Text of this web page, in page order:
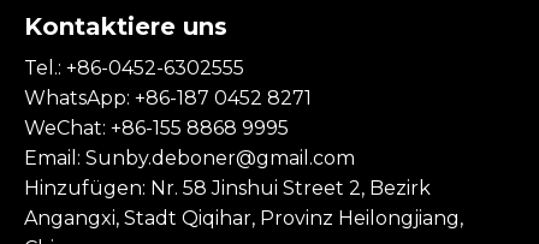
Kontaktiere uns
Tel.: +86-0452-6302555
WhatsApp: +86-187 0452 8271
WeChat: +86-155 8868 9995
Email: Sunby.deboner@gmail.com
Hinzufügen: Nr. 58 Jinshui Street 2, Bezirk
Angangxi, Stadt Qiqihar, Provinz Heilongjiang,